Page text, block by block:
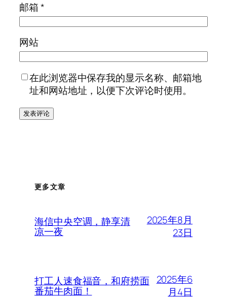
邮箱*
网站
在此浏览器中保存我的显示名称、邮箱地
址和网站地址，以便下次评论时使用。
更多文章
海信中央空调，静享清
凉一夜
2025年8月
23日
打工人速食福音，和府捞面
番茄牛肉面！
2025年6
月4日